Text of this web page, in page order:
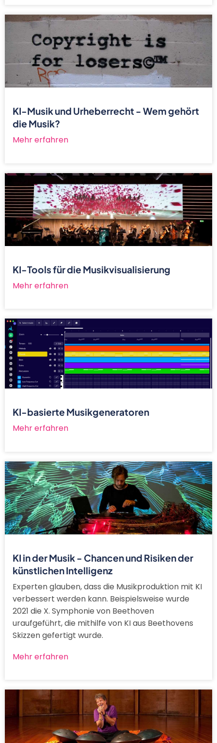
KI-Musik und Urheberrecht - Wem gehört
die Musik?
Mehr erfahren
KI-Tools für die Musikvisualisierung
Mehr erfahren
KI-basierte Musikgeneratoren
Mehr erfahren
KI in der Musik - Chancen und Risiken der
künstlichen Intelligenz
Experten glauben, dass die Musikproduktion mit KI
verbessert werden kann. Beispielsweise wurde
2021 die X. Symphonie von Beethoven
uraufgeführt, die mithilfe von KI aus Beethovens
Skizzen gefertigt wurde.
Mehr erfahren